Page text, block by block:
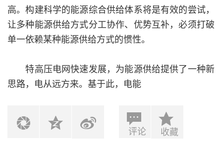
高。构建科学的能源综合供给体系将是有效的尝试，
让多种能源供给方式分工协作、优势互补，必须打破
单一依赖某种能源供给方式的惯性。
特高压电网快速发展，为能源供给提供了一种新
思路，电从远方来。基于此，电能
评论 收藏